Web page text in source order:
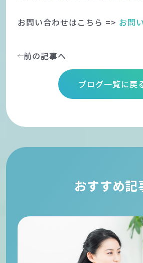
お問い合わせはこちら => お問
前の記事へ
ブログ一覧に戻
おすすめ記